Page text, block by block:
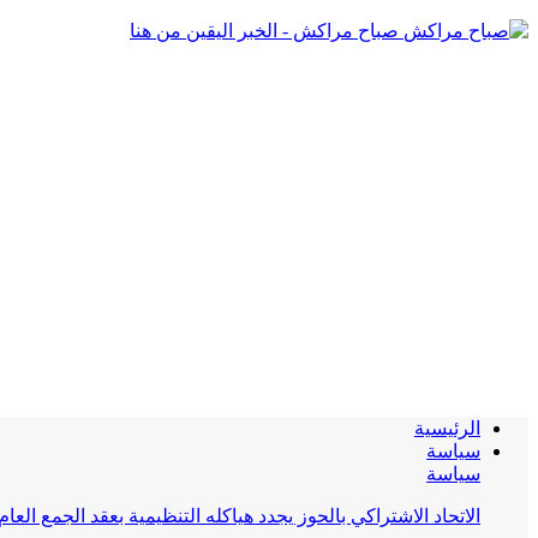
صباح مراكش - الخبر اليقين من هنا
الرئيسية
سياسة
سياسة
الاتحاد الاشتراكي بالحوز يجدد هياكله التنظيمية بعقد الجمع